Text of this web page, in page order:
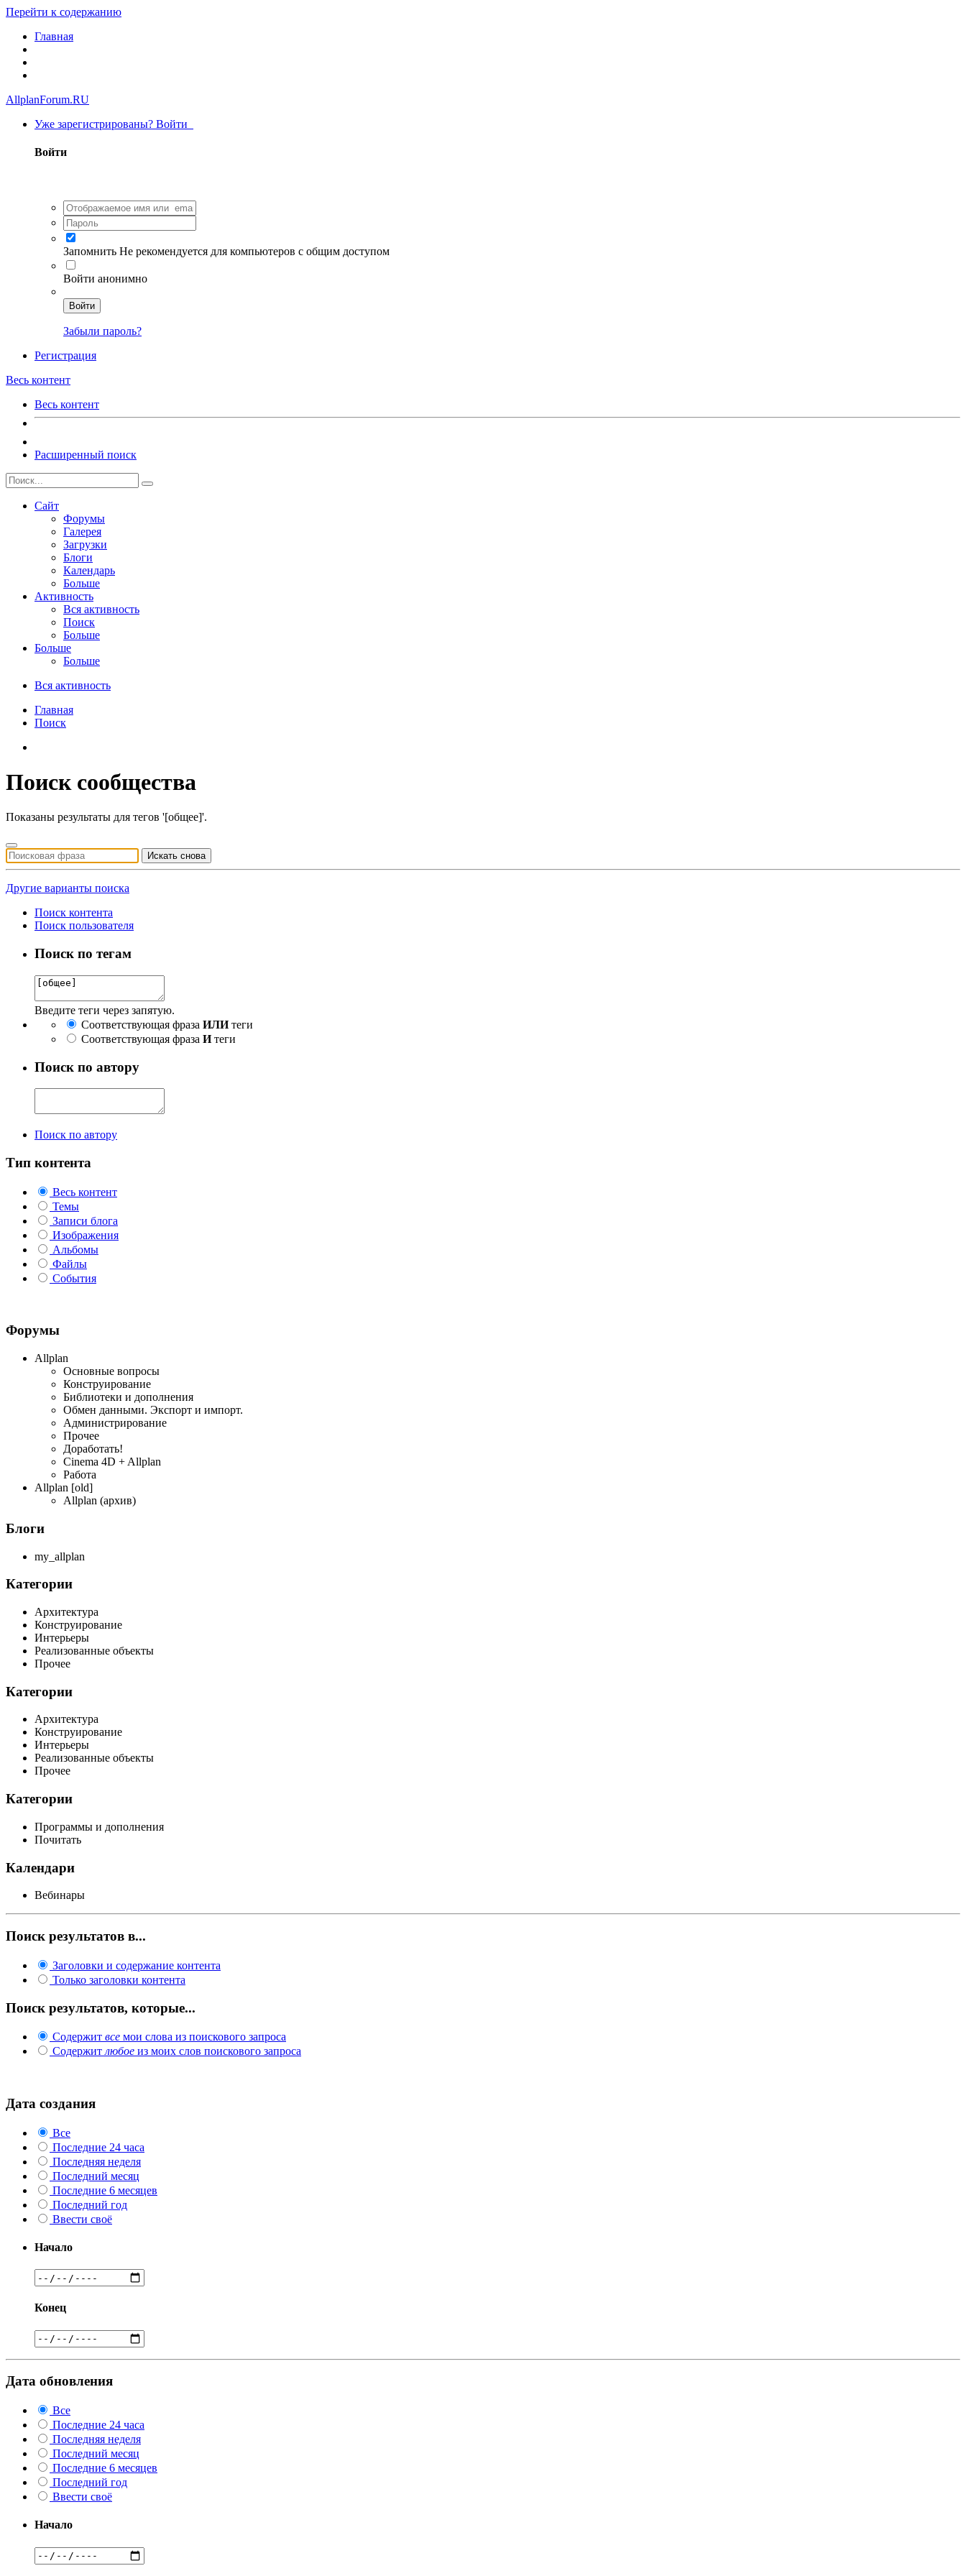
Перейти к содержанию
Главная
AllplanForum.RU
Уже зарегистрированы? Войти
Войти
Запомнить Не рекомендуется для компьютеров с общим доступом
Войти анонимно
Войти
Забыли пароль?
Регистрация
Весь контент
Весь контент
Расширенный поиск
Сайт
Форумы
Галерея
Загрузки
Блоги
Календарь
Больше
Активность
Вся активность
Поиск
Больше
Больше
Больше
Вся активность
Главная
Поиск
Поиск сообщества
Показаны результаты для тегов '[общее]'.
Искать снова
Другие варианты поиска
Поиск контента
Поиск пользователя
Поиск по тегам
Введите теги через запятую.
Соответствующая фраза ИЛИтеги
Соответствующая фраза Итеги
Поиск по автору
Поиск по автору
Тип контента
Весь контент
Темы
Записи блога
Изображения
Альбомы
Файлы
События
Форумы
Allplan
Основные вопросы
Конструирование
Библиотеки и дополнения
Обмен данными. Экспорт и импорт.
Администрирование
Прочее
Доработать!
Cinema 4D + Allplan
Работа
Allplan [old]
Allplan (архив)
Блоги
my_allplan
Категории
Архитектура
Конструирование
Интерьеры
Реализованные объекты
Прочее
Категории
Архитектура
Конструирование
Интерьеры
Реализованные объекты
Прочее
Категории
Программы и дополнения
Почитать
Календари
Вебинары
Поиск результатов в...
Заголовки и содержание контента
Только заголовки контента
Поиск результатов, которые...
Содержит все мои слова из поискового запроса
Содержит любое из моих слов поискового запроса
Дата создания
Все
Последние 24 часа
Последняя неделя
Последний месяц
Последние 6 месяцев
Последний год
Ввести своё
Начало
Конец
Дата обновления
Все
Последние 24 часа
Последняя неделя
Последний месяц
Последние 6 месяцев
Последний год
Ввести своё
Начало